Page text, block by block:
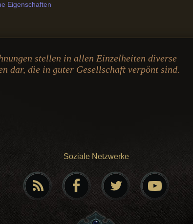
Eigenschaften
stellen in allen Einzelheiten diverse
dar, die in guter Gesellschaft verpönt sind.
Soziale Netzwerke